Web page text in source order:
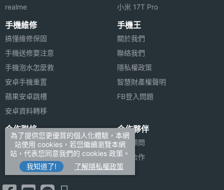
度
機身重
量
防水防
喇叭
麥克風
可更換
錶帶
Yes
機身顏 午夜色, 星光色, 銀
realme
小米 17T Pro
手機維修
搞懂維修保固
手機送修要注意
手機泡水怎麼救
安卓手機重置
蘋果安卓跳槽
安卓資料轉移
手機王
關於我們
聯絡我們
隱私權政策
智慧財產權聲明
FB登入問題
合作聯絡
廣告刊登
加入商店報價
新聞聯絡
合作夥伴
法律顧問
媒體合作
為了提供您更優質的個人化體驗，本網
站使用 cookies，若您繼續瀏覽本網
站，代表您同意我們的 cookies 政策。
我知道了!
了解隱私權政策